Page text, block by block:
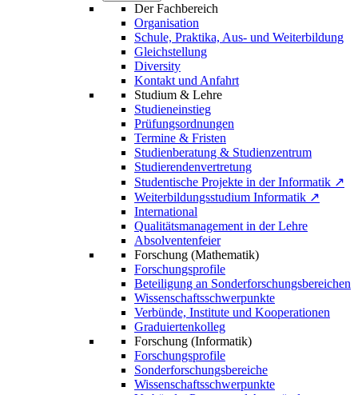
Der Fachbereich
Organisation
Schule, Praktika, Aus- und Weiterbildung
Gleichstellung
Diversity
Kontakt und Anfahrt
Studium & Lehre
Studieneinstieg
Prüfungsordnungen
Termine & Fristen
Studienberatung & Studienzentrum
Studierendenvertretung
Studentische Projekte in der Informatik ↗
Weiterbildungsstudium Informatik ↗
International
Qualitätsmanagement in der Lehre
Absolventenfeier
Forschung (Mathematik)
Forschungsprofile
Beteiligung an Sonderforschungsbereichen
Wissenschaftsschwerpunkte
Verbünde, Institute und Kooperationen
Graduiertenkolleg
Forschung (Informatik)
Forschungsprofile
Sonderforschungsbereiche
Wissenschaftsschwerpunkte